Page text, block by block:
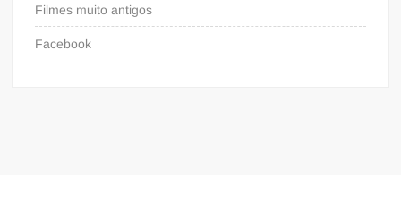
Filmes muito antigos
Facebook